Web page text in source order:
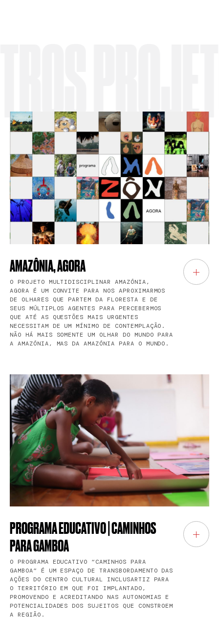
AMAZÔNIA, AGORA
O PROJETO MULTIDISCIPLINAR AMAZÔNIA,
AGORA É UM CONVITE PARA NOS APROXIMARMOS
DE OLHARES QUE PARTEM DA FLORESTA E DE
SEUS MÚLTIPLOS AGENTES PARA PERCEBERMOS
QUE ATÉ AS QUESTÕES MAIS URGENTES
NECESSITAM DE UM MÍNIMO DE CONTEMPLAÇÃO.
NÃO HÁ MAIS SOMENTE UM OLHAR DO MUNDO PARA
A AMAZÔNIA, MAS DA AMAZÔNIA PARA O MUNDO.
PROGRAMA EDUCATIVO | CAMINHOS
PARA GAMBOA
O PROGRAMA EDUCATIVO “CAMINHOS PARA
GAMBOA” É UM ESPAÇO DE TRANSBORDAMENTO DAS
AÇÕES DO CENTRO CULTURAL INCLUSARTIZ PARA
O TERRITÓRIO EM QUE FOI IMPLANTADO,
PROMOVENDO E ACREDITANDO NAS AUTONOMIAS E
POTENCIALIDADES DOS SUJEITOS QUE CONSTROEM
A REGIÃO.